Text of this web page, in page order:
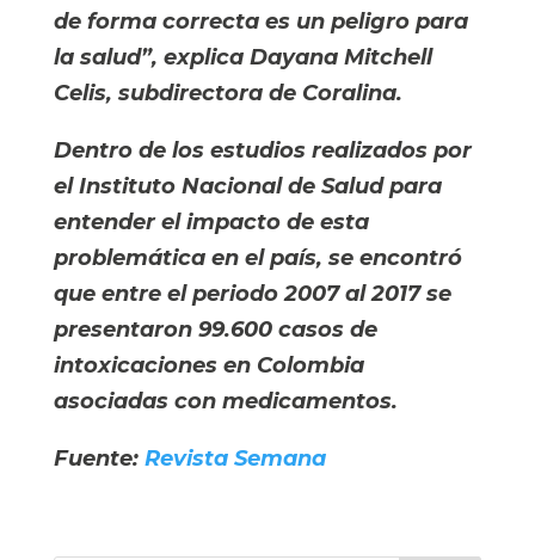
de forma correcta es un peligro para
la salud”, explica Dayana Mitchell
Celis, subdirectora de Coralina.
Dentro de los estudios realizados por
el Instituto Nacional de Salud para
entender el impacto de esta
problemática en el país, se encontró
que entre el periodo 2007 al 2017 se
presentaron 99.600 casos de
intoxicaciones en Colombia
asociadas con medicamentos.
Fuente: Revista Semana